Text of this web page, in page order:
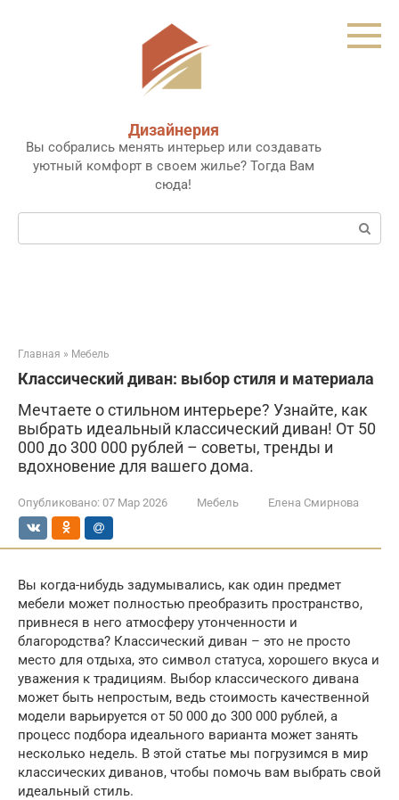
Дизайнерия
Вы собрались менять интерьер или создавать
уютный комфорт в своем жилье? Тогда Вам
сюда!
Поиск:
Главная » Мебель
Классический диван: выбор стиля и материала
Мечтаете о стильном интерьере? Узнайте, как
выбрать идеальный классический диван! От 50
000 до 300 000 рублей – советы, тренды и
вдохновение для вашего дома.
Опубликовано: 07 Мар 2026 Мебель Елена Смирнова
Вы когда-нибудь задумывались, как один предмет
мебели может полностью преобразить пространство,
привнеся в него атмосферу утонченности и
благородства? Классический диван – это не просто
место для отдыха, это символ статуса, хорошего вкуса и
уважения к традициям. Выбор классического дивана
может быть непростым, ведь стоимость качественной
модели варьируется от 50 000 до 300 000 рублей, а
процесс подбора идеального варианта может занять
несколько недель. В этой статье мы погрузимся в мир
классических диванов, чтобы помочь вам выбрать свой
идеальный стиль.